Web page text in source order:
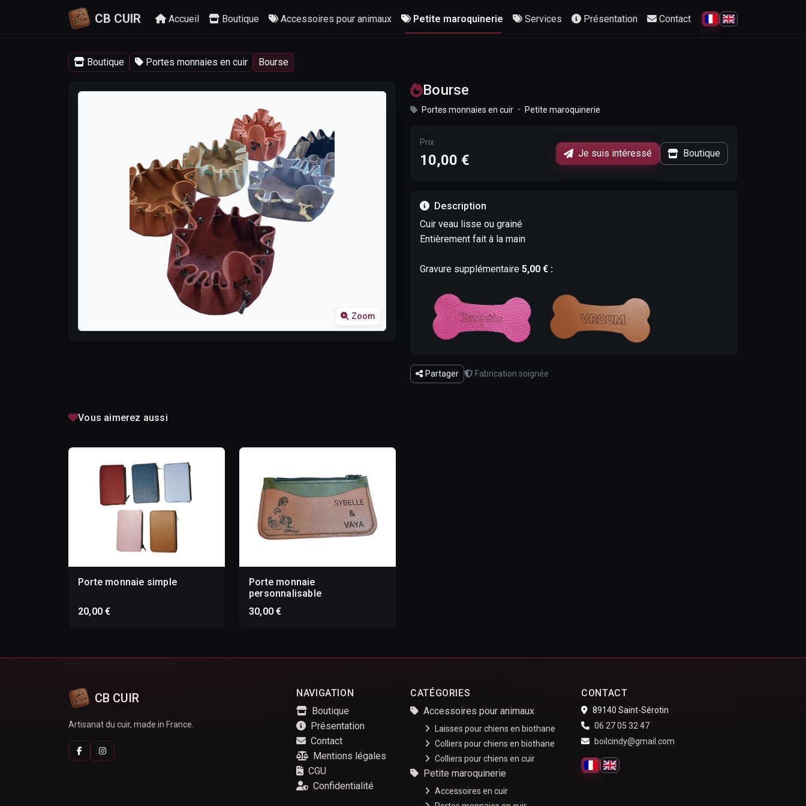
CB CUIR Accueil Boutique Accessoires pour animaux Petite maroquinerie Services Présentation Contact FrançaisEnglish
Boutique Portes monnaies en cuir Bourse
Zoom
Bourse
Portes monnaies en cuir • Petite maroquinerie
Prix
10,00 € Je suis intéressé Boutique
Description
Cuir veau lisse ou grainé
Entièrement fait à la main
Gravure supplémentaire 5,00 € :
Partager Fabrication soignée
Vous aimerez aussi
Porte monnaie simple
20,00 €
Porte monnaie
personnalisable
30,00 €
CB CUIR
Artisanat du cuir, made in France.
NAVIGATION
Boutique
Présentation
Contact
Mentions légales
CGU
Confidentialité
CATÉGORIES
Accessoires pour animaux
Laisses pour chiens en biothane
Colliers pour chiens en biothane
Colliers pour chiens en cuir
Petite maroquinerie
Accessoires en cuir
CONTACT
89140 Saint-Sérotin
06 27 05 32 47
boilcindy@gmail.com
FrançaisEnglish